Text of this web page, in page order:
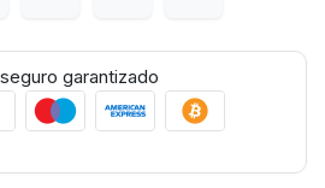
garantizado